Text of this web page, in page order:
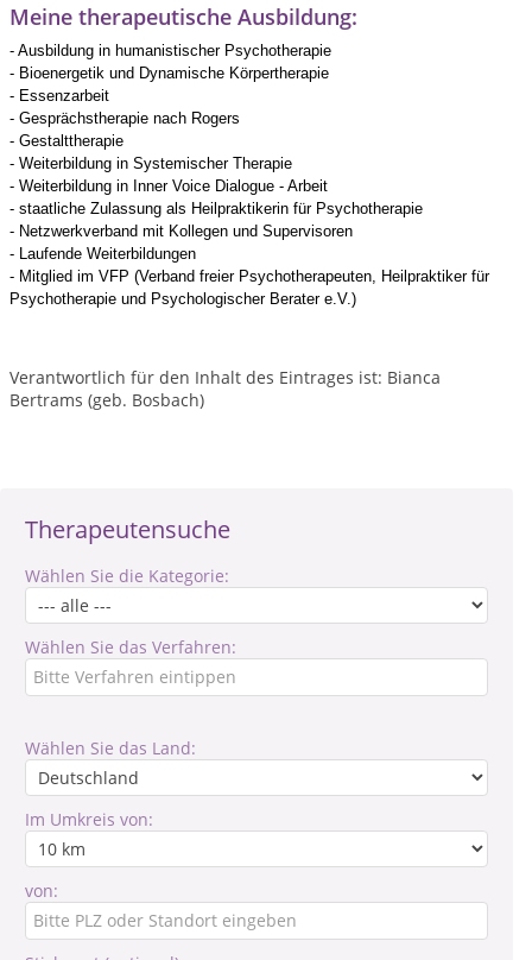
Therapeutensuche
Wählen Sie die Kategorie:
Wählen Sie das Verfahren:
Wählen Sie das Land:
Im Umkreis von:
von:
Meine therapeutische Ausbildung:
- Ausbildung in humanistischer Psychotherapie
- Bioenergetik und Dynamische Körpertherapie
- Essenzarbeit
- Gesprächstherapie nach Rogers
- Gestalttherapie
- Weiterbildung in Systemischer Therapie
- Weiterbildung in Inner Voice Dialogue - Arbeit
- staatliche Zulassung als Heilpraktikerin für Psychotherapie
- Netzwerkverband mit Kollegen und Supervisoren
- Laufende Weiterbildungen
- Mitglied im VFP (Verband freier Psychotherapeuten, Heilpraktiker für
Psychotherapie und Psychologischer Berater e.V.)
Verantwortlich für den Inhalt des Eintrages ist: Bianca
Bertrams (geb. Bosbach)